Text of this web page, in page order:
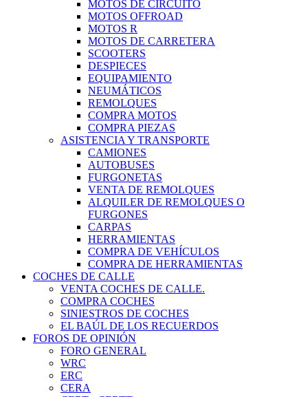
MOTOS DE CIRCUITO
MOTOS OFFROAD
MOTOS R
MOTOS DE CARRETERA
SCOOTERS
DESPIECES
EQUIPAMIENTO
NEUMÁTICOS
REMOLQUES
COMPRA MOTOS
COMPRA PIEZAS
ASISTENCIA Y TRANSPORTE
CAMIONES
AUTOBUSES
FURGONETAS
VENTA DE REMOLQUES
ALQUILER DE REMOLQUES O
FURGONES
CARPAS
HERRAMIENTAS
COMPRA DE VEHÍCULOS
COMPRA DE HERRAMIENTAS
COCHES DE CALLE
VENTA COCHES DE CALLE.
COMPRA COCHES
SINIESTROS DE COCHES
EL BAÚL DE LOS RECUERDOS
FOROS DE OPINIÓN
FORO GENERAL
WRC
ERC
CERA